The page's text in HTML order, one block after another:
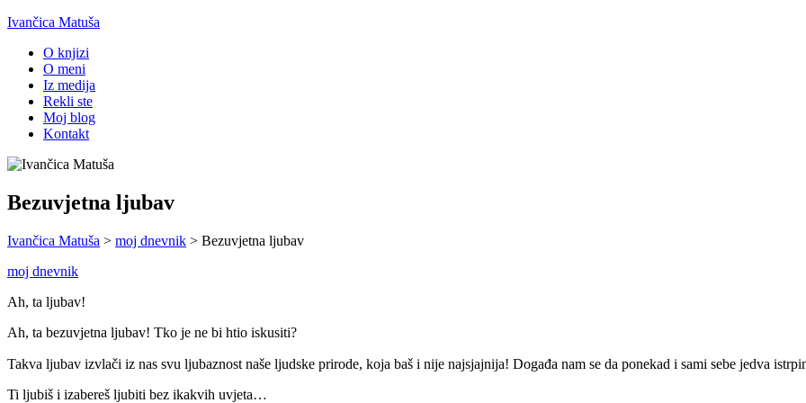
Ivančica Matuša
O knjizi
O meni
Iz medija
Rekli ste
Moj blog
Kontakt
Bezuvjetna ljubav
Ivančica Matuša > moj dnevnik > Bezuvjetna ljubav
moj dnevnik
Ah, ta ljubav!
Ah, ta bezuvjetna ljubav! Tko je ne bi htio iskusiti?
Takva ljubav izvlači iz nas svu ljubaznost naše ljudske prirode, koja baš i nije najsjajnija! Događa nam se da ponekad i sami sebe jedva
Ti ljubiš i izabereš ljubiti bez ikakvih uvjeta…